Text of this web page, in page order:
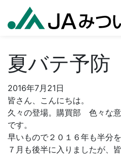
夏バテ予防
2016年7月21日
皆さん、こんにちは。
久々の登場。購買部 色々な
です。
早いもので２０１６年も半分
７月も後半に入りましたが、